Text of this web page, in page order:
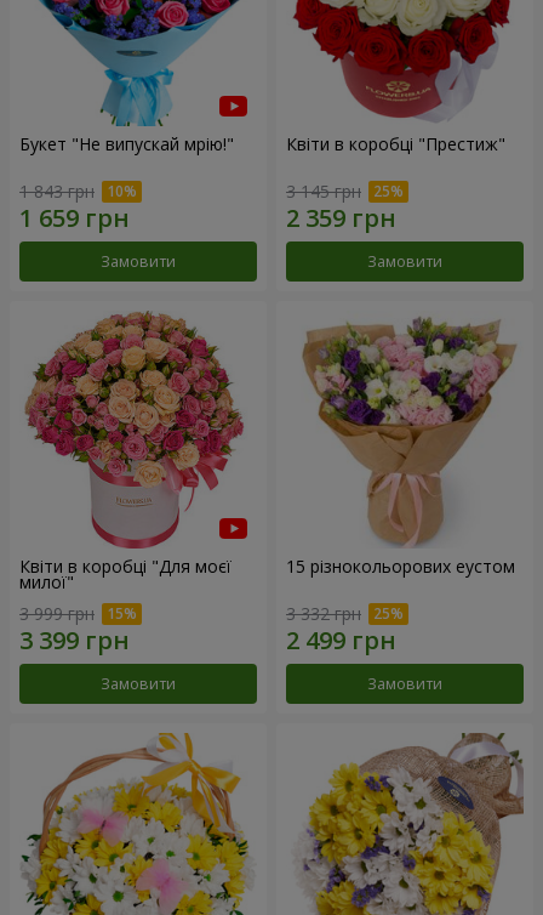
Букет "Не випускай мрію!"
1 843 грн
Замовити
Квіти в коробці "Престиж"
3 145 грн
Замовити
Квіти в коробці "Для моєї
милої"
3 999 грн
Замовити
15 різнокольорових еустом
3 332 грн
Замовити